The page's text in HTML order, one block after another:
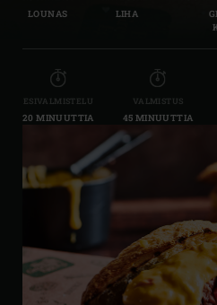
LOUNAS LIHA
ESIVALMISTELU
20 MINUUTTIA
VALMISTUS
45 MINUUTTIA